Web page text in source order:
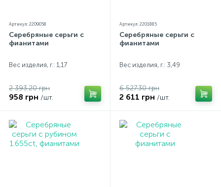
Артикул: 2209058
Серебряные серьги с
фианитами
Вес изделия, г.: 1,17
2 393.20 грн
958 грн /шт.
Артикул: 2201885
Серебряные серьги с
фианитами
Вес изделия, г.: 3,49
6 527.30 грн
2 611 грн /шт.